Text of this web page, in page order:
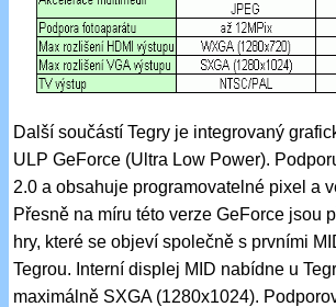
Další součástí Tegry je integrovaný
ULP GeForce (Ultra Low Power).
2.0 a obsahuje programovatelné pixel a
Přesně na míru této verze GeForce jsou
hry, které se objeví společně s prvními
Tegrou. Interní displej MID nabídne u
maximálně SXGA (1280x1024).